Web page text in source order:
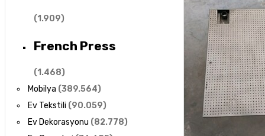
(1.909)
French Press
(1.468)
Mobilya (389.564)
Ev Tekstili (90.059)
Ev Dekorasyonu (82.778)